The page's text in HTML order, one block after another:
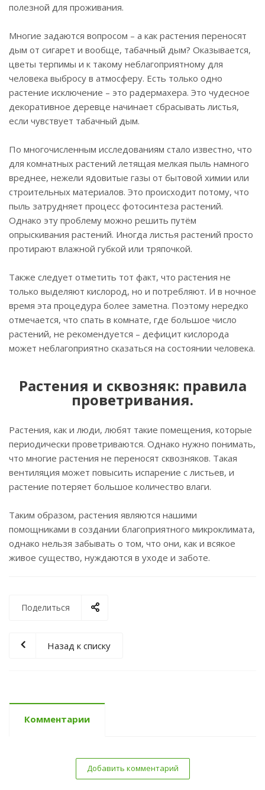
полезной для проживания.
Многие задаются вопросом – а как растения переносят
дым от сигарет и вообще, табачный дым? Оказывается,
цветы терпимы и к такому неблагоприятному для
человека выбросу в атмосферу. Есть только одно
растение исключение – это радермахера. Это чудесное
декоративное деревце начинает сбрасывать листья,
если чувствует табачный дым.
По многочисленным исследованиям стало известно, что
для комнатных растений летящая мелкая пыль намного
вреднее, нежели ядовитые газы от бытовой химии или
строительных материалов. Это происходит потому, что
пыль затрудняет процесс фотосинтеза растений.
Однако эту проблему можно решить путём
опрыскивания растений. Иногда листья растений просто
протирают влажной губкой или тряпочкой.
Также следует отметить тот факт, что растения не
только выделяют кислород, но и потребляют. И в ночное
время эта процедура более заметна. Поэтому нередко
отмечается, что спать в комнате, где большое число
растений, не рекомендуется – дефицит кислорода
может неблагоприятно сказаться на состоянии человека.
Растения и сквозняк: правила
проветривания.
Растения, как и люди, любят такие помещения, которые
периодически проветриваются. Однако нужно понимать,
что многие растения не переносят сквозняков. Такая
вентиляция может повысить испарение с листьев, и
растение потеряет большое количество влаги.
Таким образом, растения являются нашими
помощниками в создании благоприятного микроклимата,
однако нельзя забывать о том, что они, как и всякое
живое существо, нуждаются в уходе и заботе.
Поделиться
Назад к списку
Комментарии
Добавить комментарий